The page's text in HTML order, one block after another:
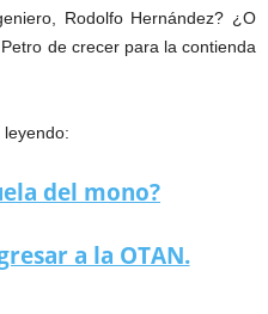
Rodolfo Hernández? ¿O
de crecer para la contienda
del mono?
a la OTAN.